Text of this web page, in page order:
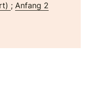
;Anfang 2